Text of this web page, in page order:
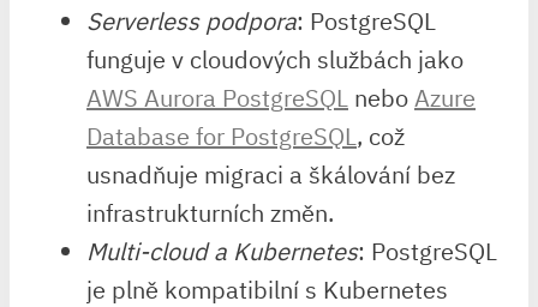
Serverless podpora: PostgreSQL
funguje v cloudových službách jako
AWS Aurora PostgreSQL neboAzure
Database for PostgreSQL, což
usnadňuje migraci a škálování bez
infrastrukturních změn.
Multi-cloud a Kubernetes: PostgreSQL
je plně kompatibilní s Kubernetes